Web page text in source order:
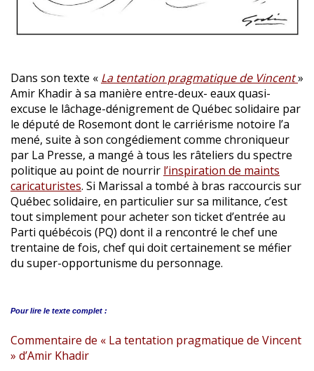
Dans son texte « La tentation pragmatique de Vincent»
Amir Khadir à sa manière entre-deux- eaux quasi-
excuse le lâchage-dénigrement de Québec solidaire par
le député de Rosemont dont le carriérisme notoire l’a
mené, suite à son congédiement comme chroniqueur
par La Presse, a mangé à tous les râteliers du spectre
politique au point de nourrir l’inspiration de maints
caricaturistes. Si Marissal a tombé à bras raccourcis sur
Québec solidaire, en particulier sur sa militance, c’est
tout simplement pour acheter son ticket d’entrée au
Parti québécois (PQ) dont il a rencontré le chef une
trentaine de fois, chef qui doit certainement se méfier
du super-opportunisme du personnage.
Pour lire le texte complet :
Commentaire de « La tentation pragmatique de Vincent
» d’Amir Khadir